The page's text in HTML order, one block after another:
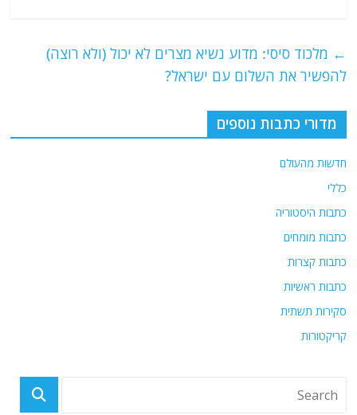
s
A
p
p
g
ra
m
l
er
e
b
o
← מלכוד סיסי: מדוע נשיא מצרים לא יכול (ולא רוצה)
להפשיר את השלום עם ישראל?
מדורי כתבות נוספים
חדשות מהעולם
כללי
כתבות היסטוריה
כתבות מומחים
כתבות קצרות
כתבות ראשיות
סקירות תשתית
קריקטורות